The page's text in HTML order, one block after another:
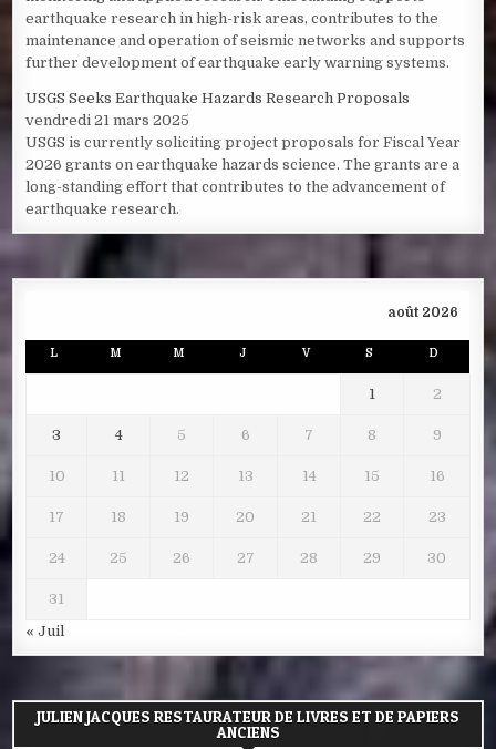
earthquake research in high-risk areas, contributes to the
maintenance and operation of seismic networks and supports
further development of earthquake early warning systems.
USGS Seeks Earthquake Hazards Research Proposals
vendredi 21 mars 2025
USGS is currently soliciting project proposals for Fiscal Year
2026 grants on earthquake hazards science. The grants are a
long-standing effort that contributes to the advancement of
earthquake research.
août 2026
L M M J V S D
1 2
3 4 5 6 7 8 9
10 11 12 13 14 15 16
17 18 19 20 21 22 23
24 25 26 27 28 29 30
31
« Juil
JULIEN JACQUES RESTAURATEUR DE LIVRES ET DE PAPIERS
ANCIENS